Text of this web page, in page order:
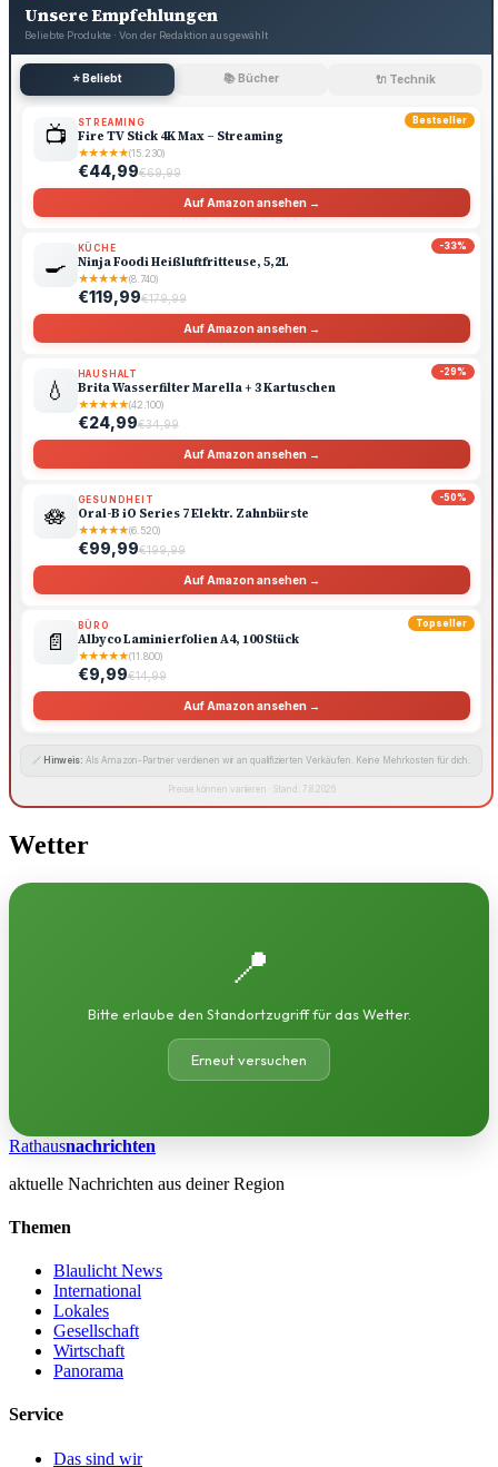
Unsere Empfehlungen
Beliebte Produkte · Von der Redaktion ausgewählt
⭐ Beliebt 📚 Bücher 🔌 Technik
Bestseller
📺 STREAMING
Fire TV Stick 4K Max – Streaming
★★★★★(15.230)
€44,99€69,99
Auf Amazon ansehen →
-33%
🍳
KÜCHE
Ninja Foodi Heißluftfritteuse, 5,2L
★★★★★(8.740)
€119,99€179,99
Auf Amazon ansehen →
-29%
💧
HAUSHALT
Brita Wasserfilter Marella + 3 Kartuschen
★★★★★(42.100)
€24,99€34,99
Auf Amazon ansehen →
-50%
🪷
GESUNDHEIT
Oral-B iO Series 7 Elektr. Zahnbürste
★★★★★(6.520)
€99,99€199,99
Auf Amazon ansehen →
Topseller
📄
BÜRO
Albyco Laminierfolien A4, 100 Stück
★★★★★(11.800)
€9,99€14,99
Auf Amazon ansehen →
🔗 Hinweis: Als Amazon-Partner verdienen wir an qualifizierten Verkäufen. Keine Mehrkosten für dich.
Preise können variieren · Stand: 7.8.2026
Wetter
📍
Bitte erlaube den Standortzugriff für das Wetter.
Erneut versuchen
Rathausnachrichten
aktuelle Nachrichten aus deiner Region
Themen
Blaulicht News
International
Lokales
Gesellschaft
Wirtschaft
Panorama
Service
Das sind wir